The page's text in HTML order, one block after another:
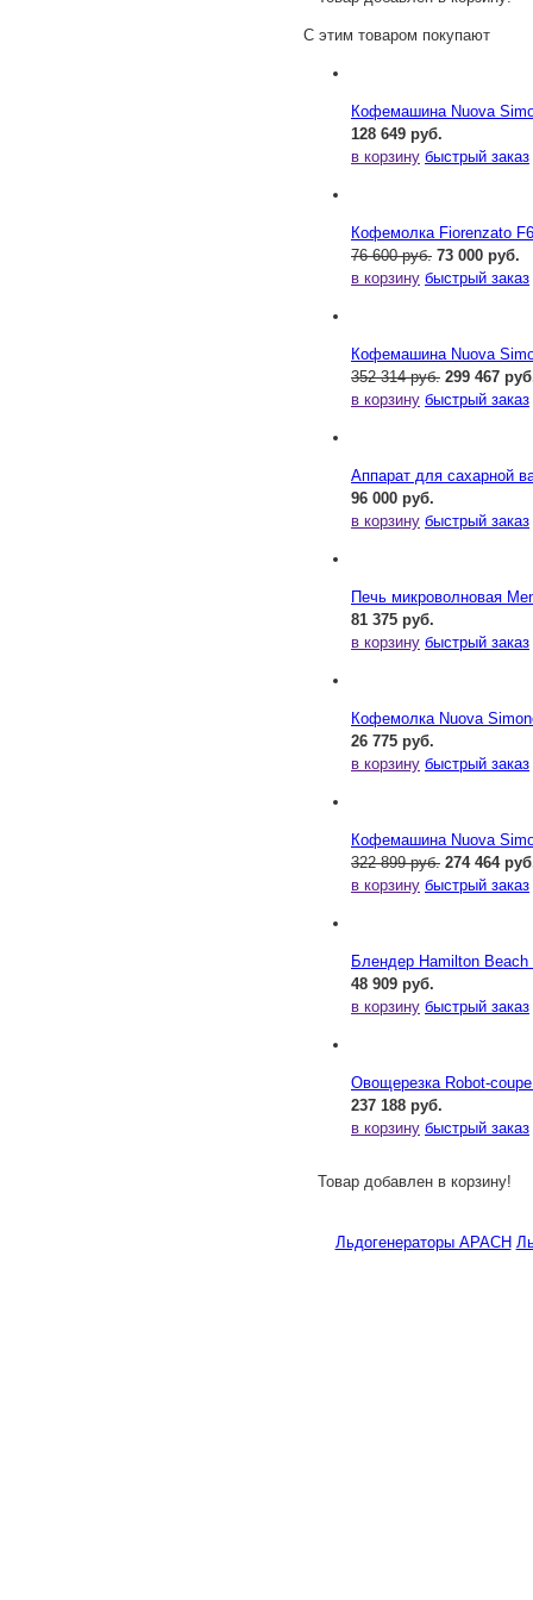
С этим товаром покупают
Кофемашина Nuova
128 649 руб.
в корзину быстрый заказ
Кофемолка Fiorenzato
76 600 руб. 73 000 руб.
в корзину быстрый заказ
Кофемашина Nuova
352 314 руб. 299 467
в корзину быстрый заказ
Аппарат для сахарной
96 000 руб.
в корзину быстрый заказ
Печь микроволновая
81 375 руб.
в корзину быстрый заказ
Кофемолка Nuova
26 775 руб.
в корзину быстрый заказ
Кофемашина Nuova
322 899 руб. 274 464
в корзину быстрый заказ
Блендер Hamilton Beach
48 909 руб.
в корзину быстрый заказ
Овощерезка Robot-
237 188 руб.
в корзину быстрый заказ
Товар добавлен в корзину!
Льдогенераторы APACH